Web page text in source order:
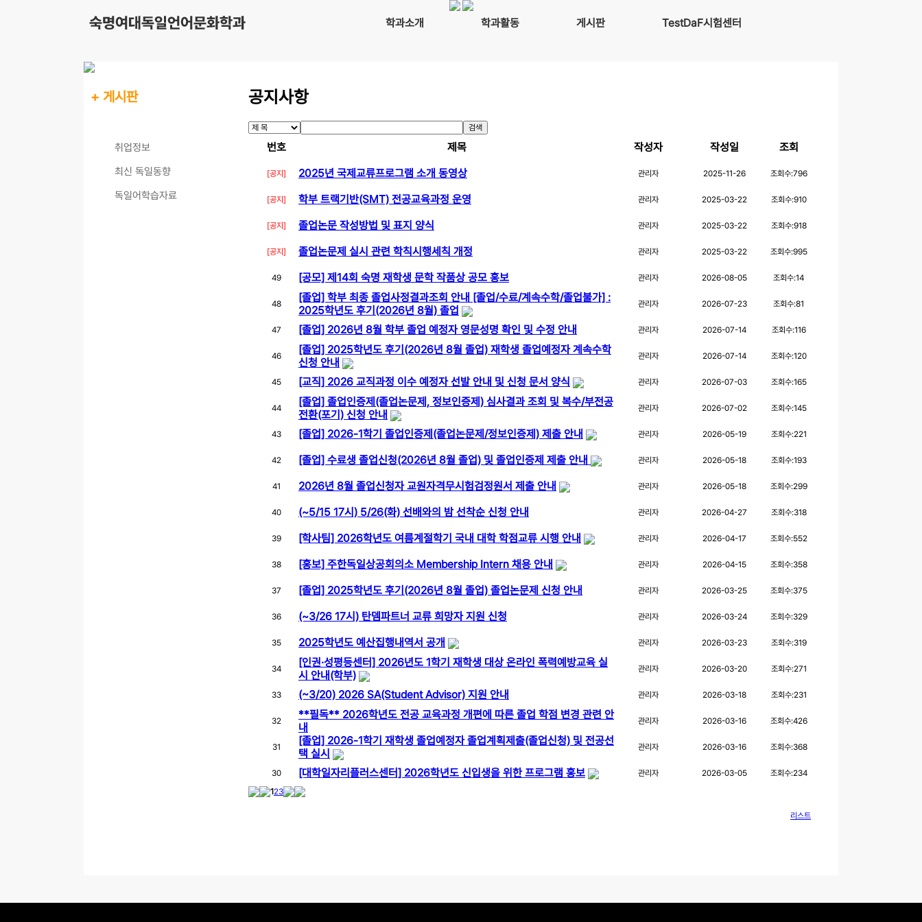
학과소개 학과활동 게시판 TestDaF시험센터
+ 게시판
취업정보
최신 독일동향
독일어학습자료
공지사항
검색
번호 제목 작성자 작성일 조회
[공지] 2025년 국제교류프로그램 소개 동영상 관리자 2025-11-26 조회수:796
[공지] 학부 트랙기반(SMT) 전공교육과정 운영 관리자 2025-03-22 조회수:910
[공지] 졸업논문 작성방법 및 표지 양식 관리자 2025-03-22 조회수:918
[공지] 졸업논문제 실시 관련 학칙시행세칙 개정 관리자 2025-03-22 조회수:995
49 [공모] 제14회 숙명 재학생 문학 작품상 공모 홍보 관리자 2026-08-05 조회수:14
48
[졸업] 학부 최종 졸업사정결과조회 안내 [졸업/수료/계속수학/졸업불가] :
2025학년도 후기(2026년 8월) 졸업
관리자 2026-07-23 조회수:81
47 [졸업] 2026년 8월 학부 졸업 예정자 영문성명 확인 및 수정 안내 관리자 2026-07-14 조회수:116
46
[졸업] 2025학년도 후기(2026년 8월 졸업) 재학생 졸업예정자 계속수학
신청 안내
관리자 2026-07-14 조회수:120
45 [교직] 2026 교직과정 이수 예정자 선발 안내 및 신청 문서 양식 관리자 2026-07-03 조회수:165
44
[졸업] 졸업인증제(졸업논문제, 정보인증제) 심사결과 조회 및 복수/부전공
전환(포기) 신청 안내
관리자 2026-07-02 조회수:145
43 [졸업] 2026-1학기 졸업인증제(졸업논문제/정보인증제) 제출 안내 관리자 2026-05-19 조회수:221
42 [졸업] 수료생 졸업신청(2026년 8월 졸업) 및 졸업인증제 제출 안내 관리자 2026-05-18 조회수:193
41 2026년 8월 졸업신청자 교원자격무시험검정원서 제출 안내 관리자 2026-05-18 조회수:299
40 (~5/15 17시) 5/26(화) 선배와의 밤 선착순 신청 안내 관리자 2026-04-27 조회수:318
39 [학사팀] 2026학년도 여름계절학기 국내 대학 학점교류 시행 안내 관리자 2026-04-17 조회수:552
38 [홍보] 주한독일상공회의소 Membership Intern 채용 안내 관리자 2026-04-15 조회수:358
37 [졸업] 2025학년도 후기(2026년 8월 졸업) 졸업논문제 신청 안내 관리자 2026-03-25 조회수:375
36 (~3/26 17시) 탄뎀파트너 교류 희망자 지원 신청 관리자 2026-03-24 조회수:329
35 2025학년도 예산집행내역서 공개 관리자 2026-03-23 조회수:319
34
[인권·성평등센터] 2026년도 1학기 재학생 대상 온라인 폭력예방교육 실
시 안내(학부)
관리자 2026-03-20 조회수:271
33 (~3/20) 2026 SA(Student Advisor) 지원 안내 관리자 2026-03-18 조회수:231
32
**필독** 2026학년도 전공 교육과정 개편에 따른 졸업 학점 변경 관련 안
내
관리자 2026-03-16 조회수:426
31
[졸업] 2026-1학기 재학생 졸업예정자 졸업계획제출(졸업신청) 및 전공선
택 실시
관리자 2026-03-16 조회수:368
30 [대학일자리플러스센터] 2026학년도 신입생을 위한 프로그램 홍보 관리자 2026-03-05 조회수:234
123
리스트